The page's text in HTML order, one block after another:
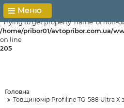
Notice
: Trying to get property 'name' of non-
/home/pribor01/avtopribor.com.ua/
on line
205
Меню
Головна
Товщиномір Profiline TG-588 Ultra Х